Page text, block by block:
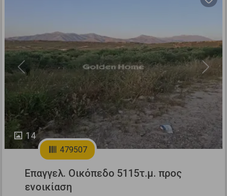
14
Previous Next
479507
Επαγγελ. Οικόπεδο 5115τ.μ. προς
ενοικίαση